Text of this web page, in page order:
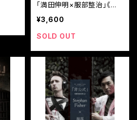
｢満田伸明×服部整治｣《書
籍版》
¥3,600
SOLD OUT